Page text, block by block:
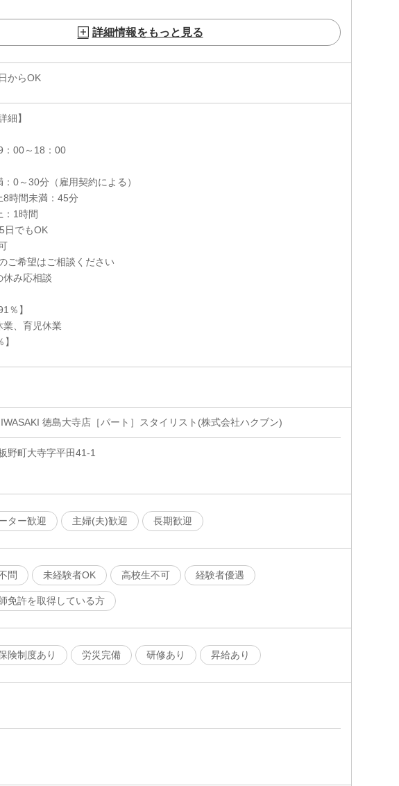
詳細情報をもっと見る
からOK
細】
：00～18：00
0～30分（雇用契約による）
8時間未満：45分
：1時間
日でもOK
ご希望はご相談ください
休み応相談
％】
業、育児休業
徳島大寺店［パート］スタイリスト(株式会社ハクブン)
野町大寺字平田41-1
ター歓迎
主婦(夫)歓迎 長期歓迎
問
未経験者OK 高校生不可 経験者優遇
免許を取得している方
険制度あり
労災完備 研修あり 昇給あり